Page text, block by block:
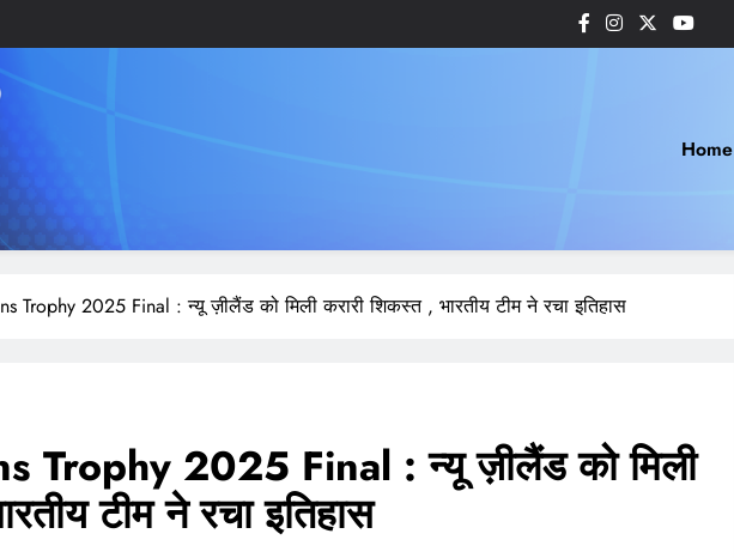
Home
Trophy 2025 Final : न्यू ज़ीलैंड को मिली करारी शिकस्त , भारतीय टीम ने रचा इतिहास
Trophy 2025 Final : न्यू ज़ीलैंड को मिली
टीम ने रचा इतिहास